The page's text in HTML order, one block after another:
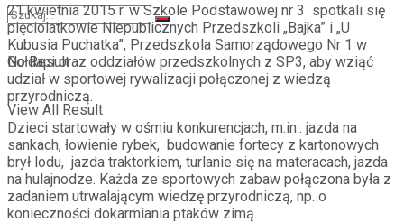
No Result
View All Result
21 kwietnia 2015 r. w Szkole Podstawowej nr 3 spotkali się
pięciolatkowie Niepublicznych Przedszkoli „Bajka” i „U
Kubusia Puchatka”, Przedszkola Samorządowego Nr 1 w
Gołdapi oraz oddziałów przedszkolnych z SP3, aby wziąć
udział w sportowej rywalizacji połączonej z wiedzą
przyrodniczą.
Dzieci startowały w ośmiu konkurencjach, m.in.: jazda na
sankach, łowienie rybek, budowanie fortecy z kartonowych
brył lodu, jazda traktorkiem, turlanie się na materacach, jazda
na hulajnodze. Każda ze sportowych zabaw połączona była z
zadaniem utrwalającym wiedzę przyrodniczą, np. o
konieczności dokarmiania ptaków zimą.